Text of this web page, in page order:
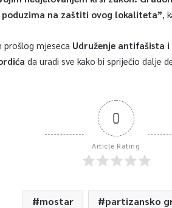
poduzima na zaštiti ovog lokaliteta” ,
prošlog mjeseca Udruženje antifašista i
da uradi sve kako bi spriječio dalje
0
Article Rating
mostar partizansko